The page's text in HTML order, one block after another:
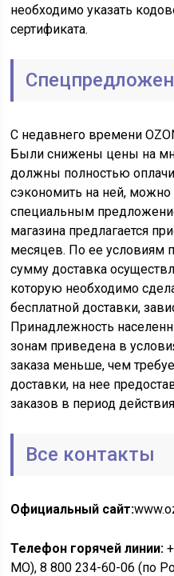
необходимо указать
сертификата.
С недавнего времени
Были снижены цены на
должны полностью
сэкономить на ней, можно
специальным
магазина предлагается
месяцев. По ее условиям
сумму доставка
которую необходимо
бесплатной доставки,
Принадлежность
зонам приведена в
заказа меньше, чем
доставки, на нее
заказов в период
Все контакты
Официальный сайт:
Телефон горячей линии:
МО), 8 800 234-60-06 (по